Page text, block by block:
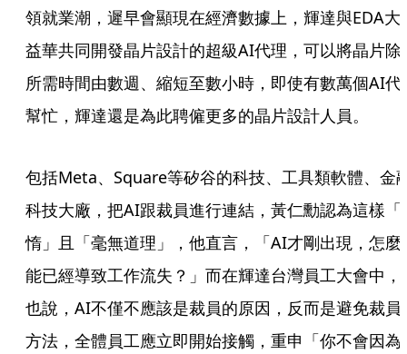
領就業潮，遲早會顯現在經濟數據上，輝達與EDA大
益華共同開發晶片設計的超級AI代理，可以將晶片除
所需時間由數週、縮短至數小時，即使有數萬個AI代
幫忙，輝達還是為此聘僱更多的晶片設計人員。
包括Meta、Square等矽谷的科技、工具類軟體、金
科技大廠，把AI跟裁員進行連結，黃仁勳認為這樣「
惰」且「毫無道理」，他直言，「AI才剛出現，怎麼
能已經導致工作流失？」而在輝達台灣員工大會中，
也說，AI不僅不應該是裁員的原因，反而是避免裁員
方法，全體員工應立即開始接觸，重申「你不會因為